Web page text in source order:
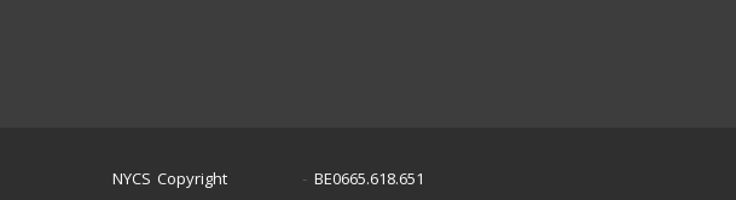
NYCS Copyright - BE0665.618.651